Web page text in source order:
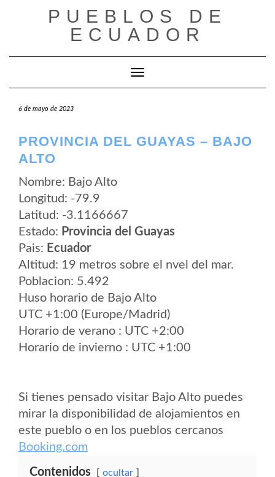
PUEBLOS DE
ECUADOR
Cambiar modo de navegación
6 de mayo de 2023
PROVINCIA DEL GUAYAS – BAJO
ALTO
Nombre: Bajo Alto
Longitud: -79.9
Latitud: -3.1166667
Estado: Provincia del Guayas
Pais: Ecuador
Altitud: 19 metros sobre el nvel del mar.
Poblacion: 5.492
Huso horario de Bajo Alto
UTC +1:00 (Europe/Madrid)
Horario de verano : UTC +2:00
Horario de invierno : UTC +1:00
Si tienes pensado visitar Bajo Alto puedes
mirar la disponibilidad de alojamientos en
este pueblo o en los pueblos cercanos
Booking.com
Contenidos ocultar